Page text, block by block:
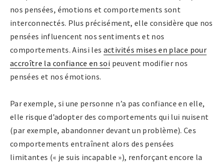
nos pensées, émotions et comportements sont
interconnectés. Plus précisément, elle considère que nos
pensées influencent nos sentiments et nos
comportements. Ainsi les activités mises en place pour
accroître la confiance en soi peuvent modifier nos
pensées et nos émotions.
Par exemple, si une personne n’a pas confiance en elle,
elle risque d’adopter des comportements qui lui nuisent
(par exemple, abandonner devant un problème). Ces
comportements entraînent alors des pensées
limitantes (« je suis incapable »), renforçant encore la